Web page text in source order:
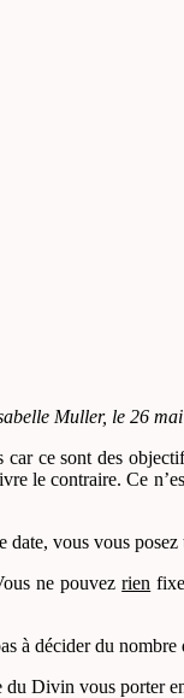
Muller, le 26
ce sont des
le contraire. Ce
vous vous
ne pouvezrien
à décider du
Divin vous porter